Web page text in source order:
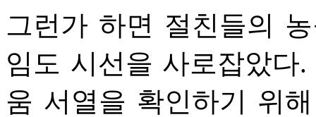
그런가 하면 절친들의
임도 시선을 사로잡았다
움 서열을 확인하기 위